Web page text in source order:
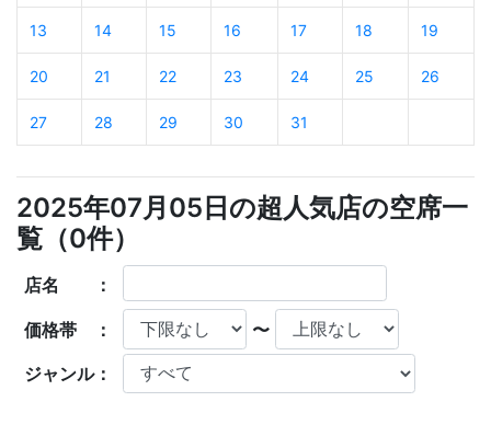
13 14 15 16 17 18 19
20 21 22 23 24 25 26
27 28 29 30 31
2025年07月05日の超人気店の空席一
覧（0件）
店名 ：
価格帯 ： 〜
ジャンル：